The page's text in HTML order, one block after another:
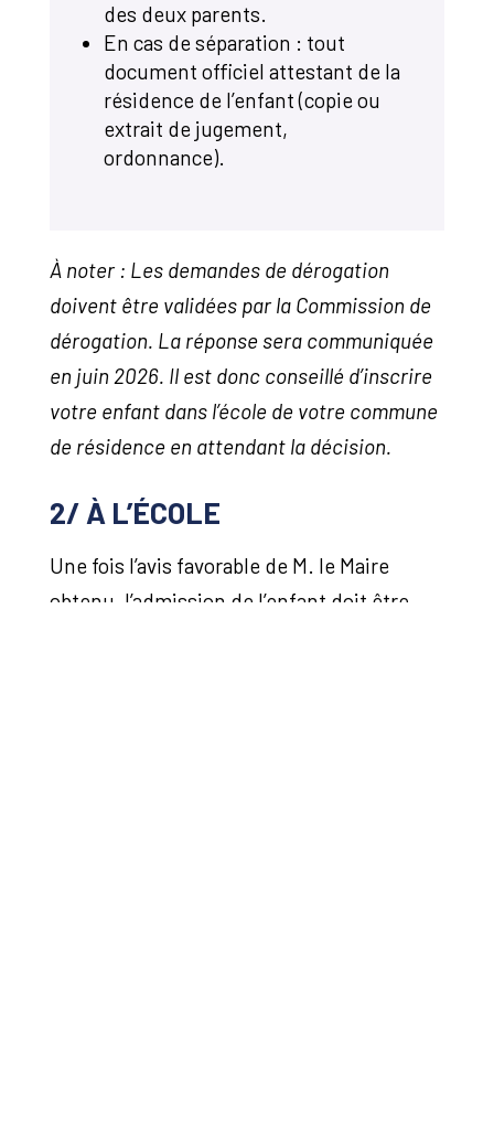
des deux parents.
En cas de séparation : tout
document officiel attestant de la
résidence de l’enfant (copie ou
extrait de jugement,
ordonnance).
À noter : Les demandes de dérogation
doivent être validées par la Commission de
dérogation. La réponse sera communiquée
en juin 2026. Il est donc conseillé d’inscrire
votre enfant dans l’école de votre commune
de résidence en attendant la décision.
2/ À L’ÉCOLE
Une fois l’avis favorable de M. le Maire
obtenu, l’admission de l’enfant doit être